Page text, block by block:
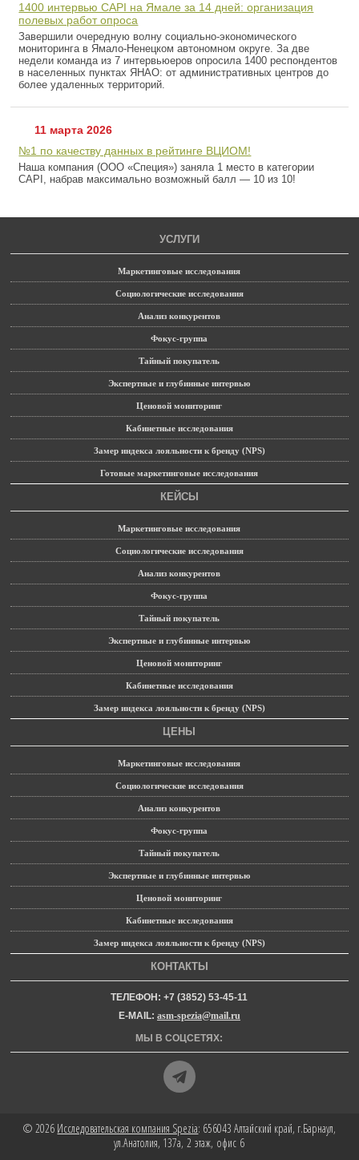
1400 интервью CAPI на Ямале за 14 дней: организация
полевых работ опроса
Завершили очередную волну социально-экономического
мониторинга в Ямало-Ненецком автономном округе. За две
недели команда из 7 интервьюеров опросила 1400 респондентов
в населенных пунктах ЯНАО: от административных центров до
более удаленных территорий.
11 марта 2026
№1 по качеству данных в рейтинге ВЦИОМ!
Наша компания (ООО «Специя») заняла 1 место в категории
CAPI, набрав максимально возможный балл — 10 из 10!
УСЛУГИ
Маркетинговые исследования
Социологические исследования
Анализ конкурентов
Фокус-группа
Тайный покупатель
Экспертные и глубинные интервью
Ценовой мониторинг
Кабинетные исследования
Замер индекса лояльности к бренду (NPS)
Готовые маркетинговые исследования
КЕЙСЫ
Маркетинговые исследования
Социологические исследования
Анализ конкурентов
Фокус-группа
Тайный покупатель
Экспертные и глубинные интервью
Ценовой мониторинг
Кабинетные исследования
Замер индекса лояльности к бренду (NPS)
ЦЕНЫ
Маркетинговые исследования
Социологические исследования
Анализ конкурентов
Фокус-группа
Тайный покупатель
Экспертные и глубинные интервью
Ценовой мониторинг
Кабинетные исследования
Замер индекса лояльности к бренду (NPS)
КОНТАКТЫ
ТЕЛЕФОН: +7 (3852) 53-45-11
E-MAIL: asm-spezia@mail.ru
МЫ В СОЦСЕТЯХ:
© 2026 Исследовательская компания Spezia: 656043 Алтайский край, г.Барнаул,
ул.Анатолия, 137а, 2 этаж, офис 6